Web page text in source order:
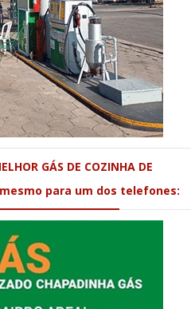
GÁS DE COZINHA DE
mesmo para um dos telefones: